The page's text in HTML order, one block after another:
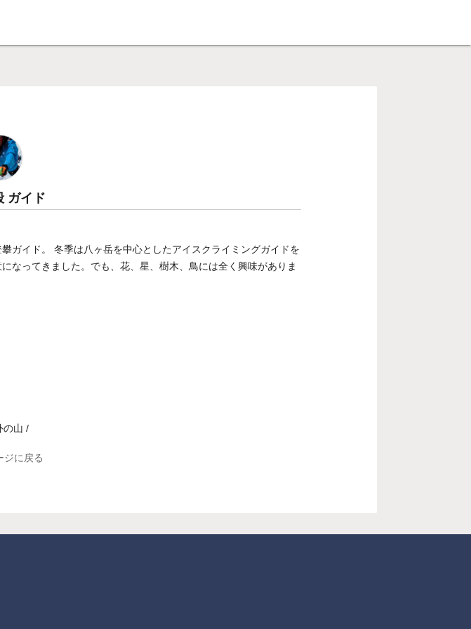
ガイド
ガイド。 冬季は八ヶ岳を中心としたアイスクライミングガイドを
なってきました。でも、花、星、樹木、鳥には全く興味がありま
の山 /
ジに戻る